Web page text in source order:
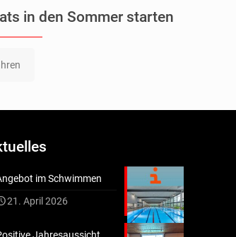
in den Sommer starten
im Schwimmen
21. April 2026